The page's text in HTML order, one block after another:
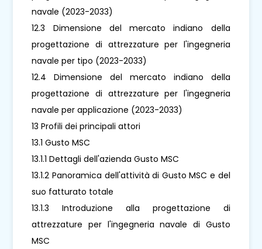
navale (2023-2033)
12.3 Dimensione del mercato indiano della
progettazione di attrezzature per l'ingegneria
navale per tipo (2023-2033)
12.4 Dimensione del mercato indiano della
progettazione di attrezzature per l'ingegneria
navale per applicazione (2023-2033)
13 Profili dei principali attori
13.1 Gusto MSC
13.1.1 Dettagli dell'azienda Gusto MSC
13.1.2 Panoramica dell'attività di Gusto MSC e del
suo fatturato totale
13.1.3 Introduzione alla progettazione di
attrezzature per l'ingegneria navale di Gusto
MSC